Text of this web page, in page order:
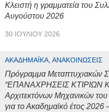
Κλειστή η γραμματεία του
Αυγούστου 2026
30 ΙΟΥΛΊΟΥ 2026
ΑΚΑΔΗΜΑΪΚΆ, ΑΝΑΚΟΙΝΏΣΕΙΣ
Πρόγραμμα Μεταπτυχιακών
“ΕΠΑΝΑΧΡΗΣΕΙΣ ΚΤΙΡΙΩΝ
Αρχιτεκτόνων Μηχανικών
για το Ακαδημαϊκό έτος 2026